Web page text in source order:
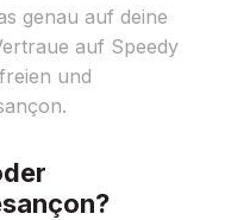
genau auf deine
auf Speedy
und